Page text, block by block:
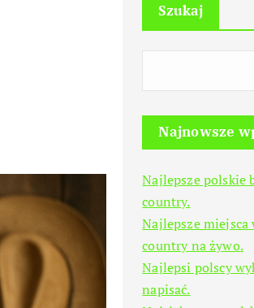
Szukaj
Najnowsze
Najlepsze polskie
country.
Najlepsze miejsca
country na żywo.
Najlepsi polscy
napisać.